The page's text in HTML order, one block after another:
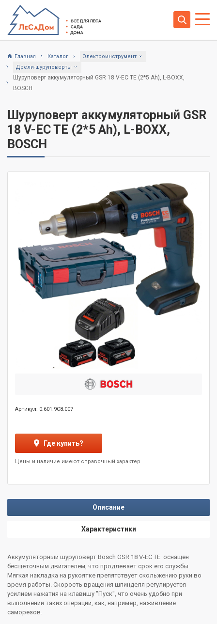
Главная Каталог
Электроинструмент
Дрели-шуруповерты
Шуруповерт аккумуляторный GSR 18 V-EC TE (2*5 Ah), L-BOXX,
BOSCH
Шуруповерт аккумуляторный GSR
18 V-EC TE (2*5 Ah), L-BOXX,
BOSCH
Артикул: 0.601.9C8.007
Где купить?
Цены и наличие имеют справочный характер
Описание
Характеристики
Аккумуляторный шуруповерт Bosch GSR 18 V-EC TE оснащен
бесщеточным двигателем, что продлевает срок его службы.
Мягкая накладка на рукоятке препятствует скольжению руки во
время работы. Скорость вращения шпинделя регулируется
усилием нажатия на клавишу "Пуск", что очень удобно при
выполнении таких операций, как, например, наживление
саморезов.